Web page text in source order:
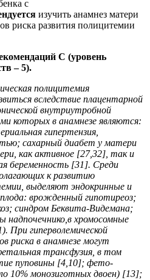
с
изучить анамнез матери
риска развития полицитемии
С (уровень
– 5).
полицитемия
вследствие плацентарной
внутриутробной
которых в анамнезе являются:
гипертензия,
сахарный диабет у матери
как активное [27,32], так и
беременность [31]. Среди
к развитию
выделяют эндокринные и
плода: врожденный гипотиреоз;
синдром Беквита-Видемана;
надпочечнико,в хромосомные
При гиперволемической
риска в анамнезе могут
трансфузия, в том
пуповины [4,10]; фето-
10% монозиготных двоен) [13];